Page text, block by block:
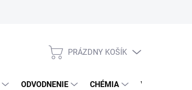
NÁKUPNÝ
PRÁZDNY KOŠÍK
ODVODNENIE CHÉMIA VEREJNÝ